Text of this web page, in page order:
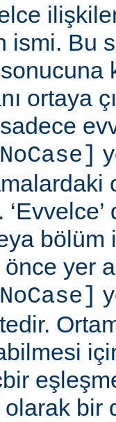
ismi. Bu
ortaya
bölüm
yer
olarak bir